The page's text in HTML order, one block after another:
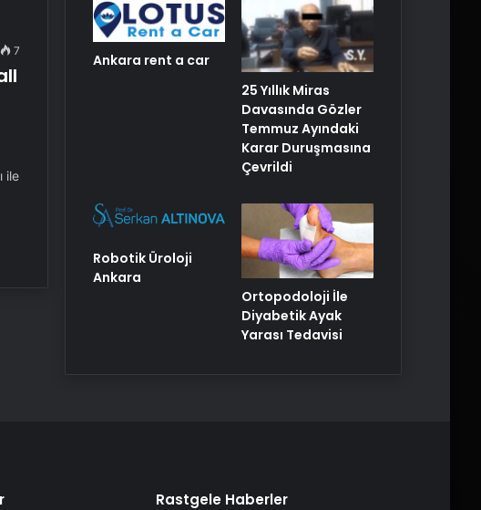
7
ile
Ankara rent a car
25 Yıllık Miras
Davasında Gözler
Temmuz Ayındaki
Karar Duruşmasına
Çevrildi
Robotik Üroloji
Ankara
Ortopodoloji İle
Diyabetik Ayak
Yarası Tedavisi
Rastgele Haberler